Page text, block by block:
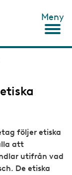
Meny
följer etiska
att
utifrån vad
De etiska